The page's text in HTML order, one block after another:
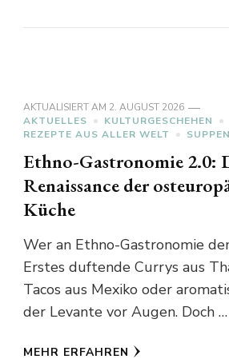
AKTUALISIERT AM 2. AUGUST 2026
AKTUELLES
KULTURGESCHEHEN
REZEPTE AUS ALLER WELT
Ethno-Gastronomie 2.0:
Renaissance der
Küche
Wer an Ethno-Gastronomie
Erstes duftende Currys aus
Tacos aus Mexiko oder
der Levante vor Augen. Doch …
MEHR ERFAHREN